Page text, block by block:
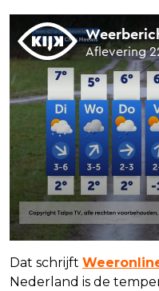
Dat schrijft
Nederland is de